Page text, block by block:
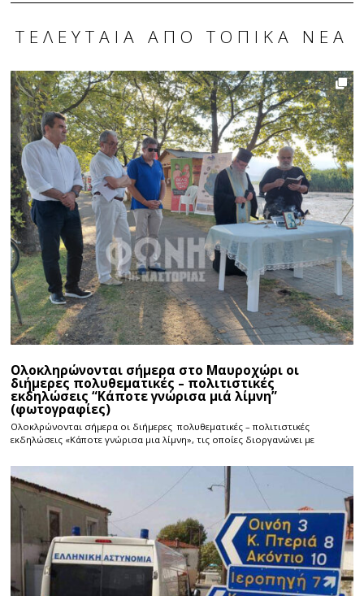
ΤΕΛΕΥΤΑΊΑ ΑΠΌ ΤΟΠΙΚΆ ΝΈΑ
Ολοκληρώνονται σήμερα στο Μαυροχώρι οι
διήμερες πολυθεματικές – πολιτιστικές
εκδηλώσεις “Κάποτε γνώρισα μιά λίμνη”
(φωτογραφίες)
Ολοκλρώνονται σήμερα οι διήμερες πολυθεματικές – πολιτιστικές
εκδηλώσεις «Κάποτε γνώρισα μια λίμνη», τις οποίες διοργανώνει με